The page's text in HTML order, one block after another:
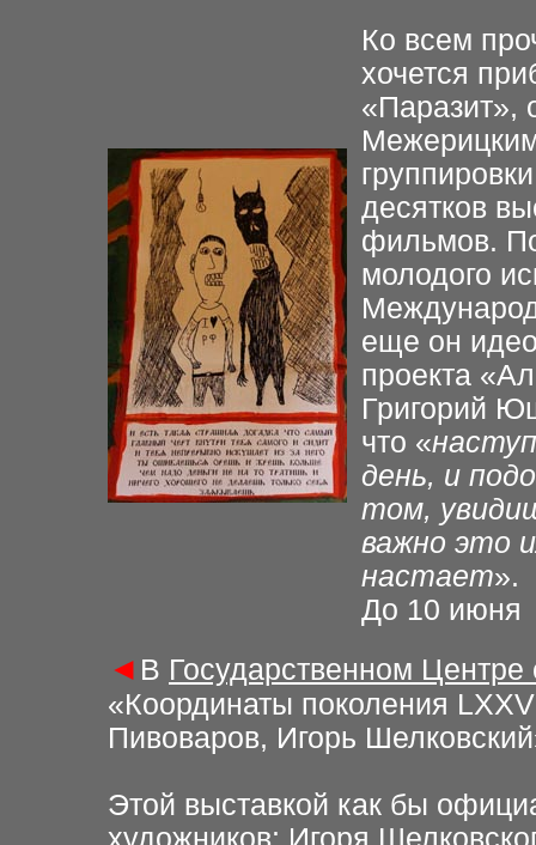
Ко всем
хочется
«Паразит»,
десятков
фильмов.
молодого
еще он
проекта
Григорий
что «
день, и
том,
важно это
настает».
До 10 июня
◄ В Государственном Центре
«Координаты поколения
Пивоваров, Игорь
Этой выставкой как бы
художников: Игоря